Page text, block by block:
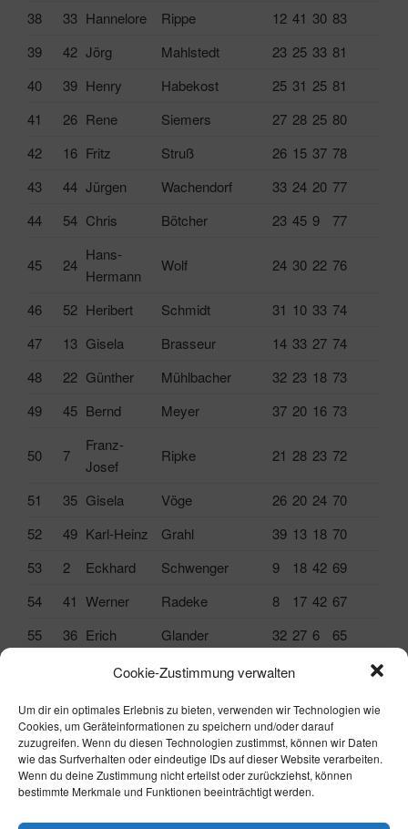
Cookie-Zustimmung verwalten
Um dir ein optimales Erlebnis zu bieten, verwenden wir Technologien wie
Cookies, um Geräteinformationen zu speichern und/oder darauf
zuzugreifen. Wenn du diesen Technologien zustimmst, können wir Daten
wie das Surfverhalten oder eindeutige IDs auf dieser Website verarbeiten.
Wenn du deine Zustimmung nicht erteilst oder zurückziehst, können
bestimmte Merkmale und Funktionen beeinträchtigt werden.
38
33 Hannelore Rippe 12 41 30 83
39
42 Jörg Mahlstedt 23 25 33 81
40
39 Henry Habekost 25 31 25 81
41
26 Rene Siemers 27 28 25 80
42
16 Fritz Struß 26 15 37 78
43
44 Jürgen Wachendorf 33 24 20 77
44
54 Chris Bötcher 23 45 9 77
45 24
Hans-
Hermann
Wolf 24 30 22 76
46 52 Heribert Schmidt 31 10 33 74
47
13 Gisela Brasseur 14 33 27 74
48
22 Günther Mühlbacher 32 23 18 73
49
45 Bernd Meyer 37 20 16 73
50 7
Franz-
Josef
Ripke 21 28 23 72
51 35 Gisela Vöge 26 20 24 70
52
49 Karl-Heinz Grahl 39 13 18 70
53
2 Eckhard Schwenger 9 18 42 69
54
41 Werner Radeke 8 17 42 67
55
36 Erich Glander 32 27 6
65
Steinke 24 28
Johann Wurthmann 30 -4
61
58
31 Carsten Meyer (Blenner) 20 16 18
54
59
56 Adolf Logies 29 1 21 51